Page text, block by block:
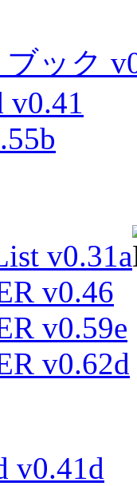
ック
v0.41
v0.31a
v0.46
v0.59e
v0.62d
v0.41d